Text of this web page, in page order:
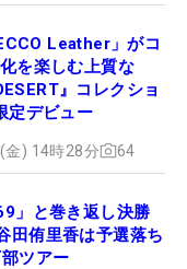
Leather」がコ
を楽しむ上質な
』コレクショ
定デビュー
金) 14時28分 64
」と巻き返し決勝
侑里香は予選落ち
ツアー